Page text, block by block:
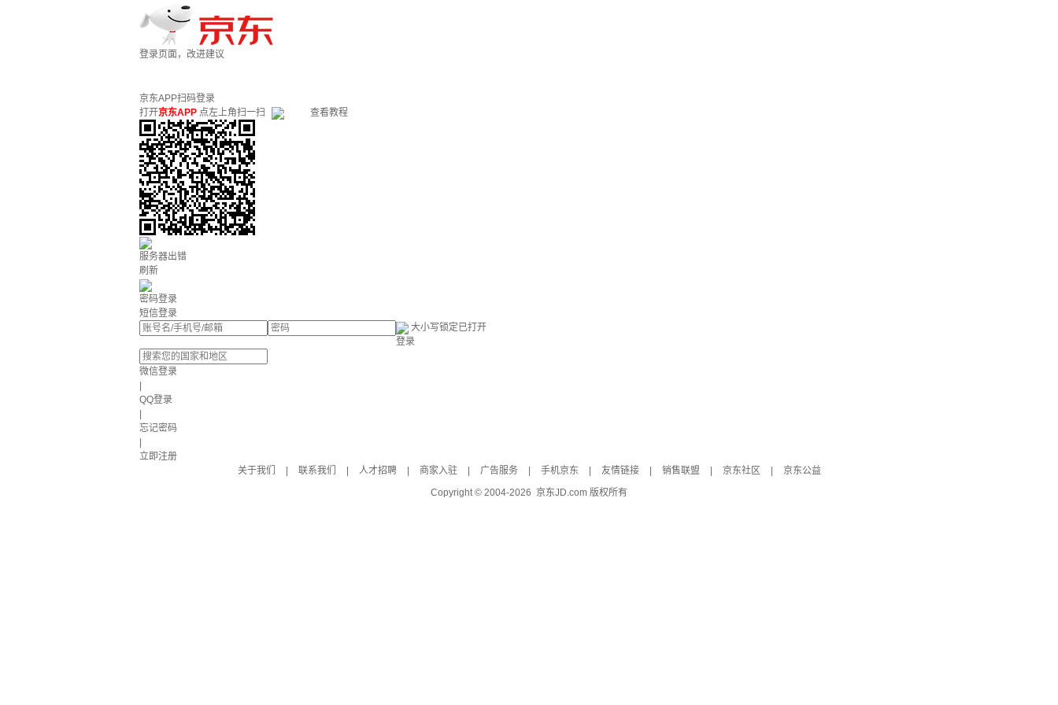
登录页面，改进建议
京东APP扫码登录
打开京东APP 点左上角扫一扫 查看教程
服务器出错
刷新
密码登录
短信登录
大小写锁定已打开
登录
微信登录
QQ登录
忘记密码
立即注册
关于我们
联系我们 人才招聘 商家入驻 广告服务 手机京东 友情链接 销售联盟 京东社区
京东公益
Copyright © 2004-2026 京东JD.com 版权所有